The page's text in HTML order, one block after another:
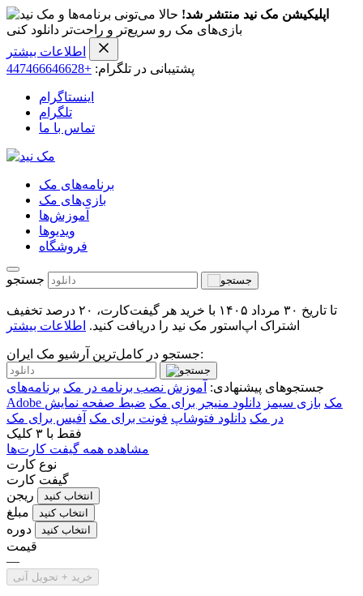
اپلیکیشن مک نید منتشر شد! حالا می‌تونی برنامه‌ها و
بازی‌های مک رو سریع‌تر و راحت‌تر دانلود کنی
اطلاعات بیشتر
پشتیبانی در تلگرام: +447466646628
اینستاگرام
تلگرام
تماس با ما
برنامه‌های مک
بازی‌های مک
آموزش‌ها
ویدیو‌ها
فروشگاه
جستجو
تا تاریخ ۳۰ مرداد ۱۴۰۵ با خرید هر گیفت‌کارت، ۲۰ درصد تخفیف
اشتراک اپ‌استور مک نید را دریافت کنید. اطلاعات بیشتر
جستجو در کامل‌ترین آرشیو مک ایران:
جستجوهای پیشنهادی: آموزش نصب برنامه در مک برنامه‌های
Adobe مک بازی سیمز دانلود منیجر برای مک ضبط صفحه نمایش
در مک دانلود فتوشاپ فونت برای مک آفیس برای مک
فقط با ۳ کلیک
مشاهده همه گیفت کارت‌ها
نوع کارت
گیفت کارت
ریجن
انتخاب کنید
مبلغ انتخاب کنید
دوره انتخاب کنید
قیمت
—
خرید + تحویل آنی